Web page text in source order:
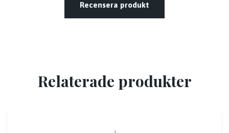
Recensera produkt
Relaterade produkter